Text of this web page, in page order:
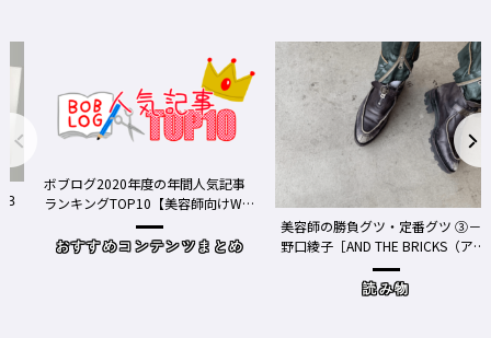
グ2020年度の年間人気記事
ングTOP10【美容師向けWe
すめコンテンツまとめ
美容師の勝負グツ・定番グツ ③－
野口綾子［AND THE BRICKS（アン
ドザブリックス）／神奈川県鎌倉